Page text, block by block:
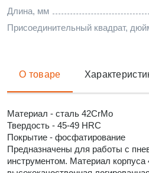
Длина, мм
Присоединительный квадрат,
О товаре
Материал - сталь 42CrMo
Твердость - 45-49 HRC
Покрытие - фосфатирование
Предназначены для работы с
инструментом. Материал корпуса